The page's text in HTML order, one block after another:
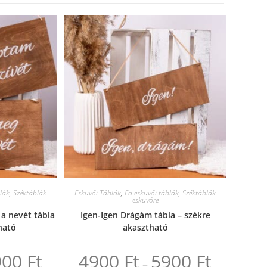
, Széktáblák
nevét tábla
FtÁrtartomány:
4900 Ft
Esküvői Táblák,Fa esküvői táblák,Széktáblák
esküvőre
Igen-Igen Drágám tábla – székre
akasztható
4900 Ft – 5900 Ft